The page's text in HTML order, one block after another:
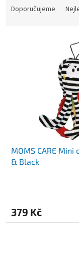
Doporučujeme
MOMS CARE
& Black
379 Kč